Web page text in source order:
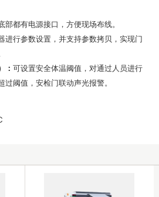
部都有电源接口，方便现场布线。
进行参数设置，并支持参数拷贝，实现门
： 可设置安全体温阈值，对通过人员进行
过阈值，安检门联动声光报警。